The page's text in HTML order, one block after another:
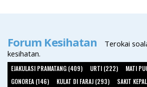
Forum Kesihatan
Terokai
kesihatan.
EJAKULASI PRAMATANG (409) URTI (222)
MATI
GONOREA (146)
KULAT DI FARAJ (293) SAKIT